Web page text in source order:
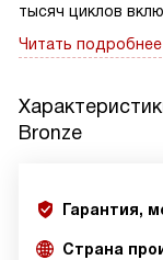
тысяч циклов
Читать подробнее
Bronze
Гарантия,
Страна